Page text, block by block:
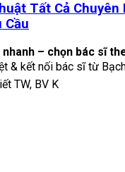
Tất Cả Chuyên
Cầu
– chọn bác sĩ
& kết nối bác sĩ từ
TW, BV K